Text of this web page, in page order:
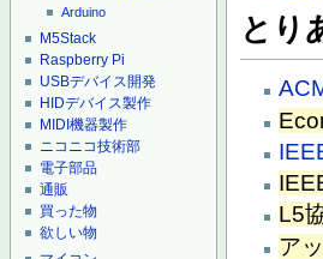
Arduino
M5Stack
Raspberry Pi
USBデバイス開発
HIDデバイス製作
MIDI機器製作
ニコニコ技術部
電子部品
通販
買った物
欲しい物
とり
L5
ア